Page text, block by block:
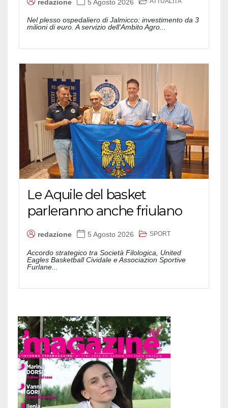
redazione 5 Agosto 2026
Nel plesso ospedaliero di Jalmicco: investimento da 3
milioni di euro. A servizio dell'Ambito Agro...
Le Aquile del basket
parleranno anche friulano
redazione 5 Agosto 2026 SPORT
Accordo strategico tra Società Filologica, United
Eagles Basketball Cividale e Associazion Sportive
Furlane...